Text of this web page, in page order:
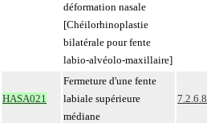
déformation nasale
[Chéilorhinoplastie
bilatérale pour fente
labio-alvéolo-maxillaire]
HASA021
Fermeture d'une fente
labiale supérieure
médiane
7.2.6.8